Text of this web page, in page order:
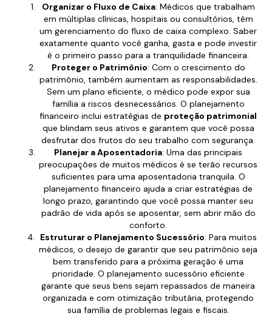
Organizar o Fluxo de Caixa: Médicos que trabalham
em múltiplas clínicas, hospitais ou consultórios, têm
um gerenciamento do fluxo de caixa complexo. Saber
exatamente quanto você ganha, gasta e pode investir
é o primeiro passo para a tranquilidade financeira.
Proteger o Patrimônio: Com o crescimento do
patrimônio, também aumentam as responsabilidades.
Sem um plano eficiente, o médico pode expor sua
família a riscos desnecessários. O planejamento
financeiro inclui estratégias de proteção patrimonial
que blindam seus ativos e garantem que você possa
desfrutar dos frutos do seu trabalho com segurança.
Planejar a Aposentadoria: Uma das principais
preocupações de muitos médicos é se terão recursos
suficientes para uma aposentadoria tranquila. O
planejamento financeiro ajuda a criar estratégias de
longo prazo, garantindo que você possa manter seu
padrão de vida após se aposentar, sem abrir mão do
conforto.
Estruturar o Planejamento Sucessório: Para muitos
médicos, o desejo de garantir que seu patrimônio seja
bem transferido para a próxima geração é uma
prioridade. O planejamento sucessório eficiente
garante que seus bens sejam repassados de maneira
organizada e com otimização tributária, protegendo
sua família de problemas legais e fiscais.